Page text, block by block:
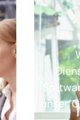
unser